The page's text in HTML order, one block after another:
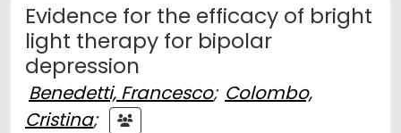
Evidence for the efficacy of bright
light therapy for bipolar
depression
Benedetti, Francesco; Colombo,
Cristina;